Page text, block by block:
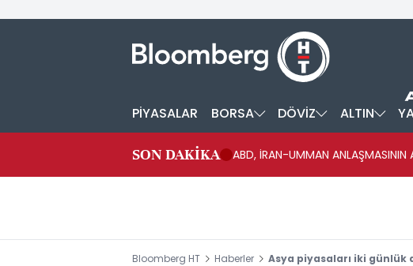
PİYASALAR BORSA DÖVİZ ALTIN
SON DAKİKA ABD, İRAN-UMMAN ANLAŞMASININ
Bloomberg HT Haberler Asya piyasaları iki